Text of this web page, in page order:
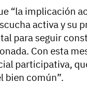
“la implicación
activa y su
para seguir
Con esta
participativa,
bien común”.